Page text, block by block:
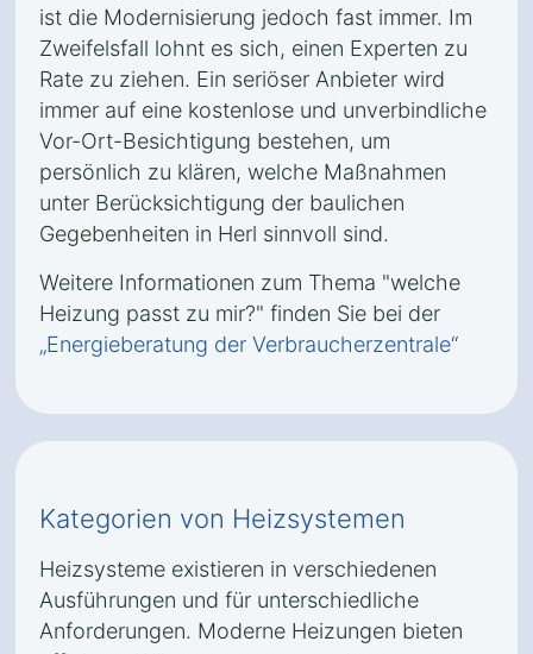
ist die Modernisierung jedoch fast immer. Im
Zweifelsfall lohnt es sich, einen Experten zu
Rate zu ziehen. Ein seriöser Anbieter wird
immer auf eine kostenlose und unverbindliche
Vor-Ort-Besichtigung bestehen, um
persönlich zu klären, welche Maßnahmen
unter Berücksichtigung der baulichen
Gegebenheiten in Herl sinnvoll sind.
Weitere Informationen zum Thema "welche
Heizung passt zu mir?" finden Sie bei der
„Energieberatung der Verbraucherzentrale“
Kategorien von Heizsystemen
Heizsysteme existieren in verschiedenen
Ausführungen und für unterschiedliche
Anforderungen. Moderne Heizungen bieten